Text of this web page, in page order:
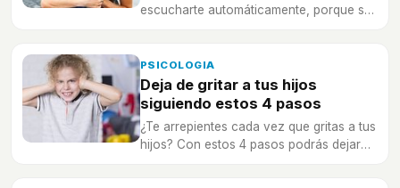
escucharte automáticamente, porque su
PSICOLOGIA
Deja de gritar a tus hijos
siguiendo estos 4 pasos
¿Te arrepientes cada vez que gritas a tus
hijos? Con estos 4 pasos podrás dejar